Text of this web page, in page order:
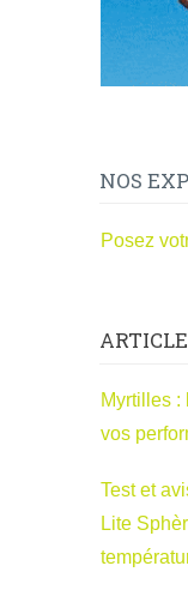
NOS
Posez
Myrtilles :
vos
Test et
Lite